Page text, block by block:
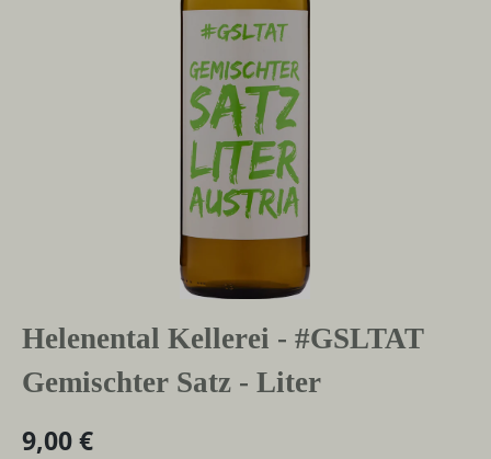
Helenental Kellerei - #GSLTAT
Gemischter Satz - Liter
9,00 €